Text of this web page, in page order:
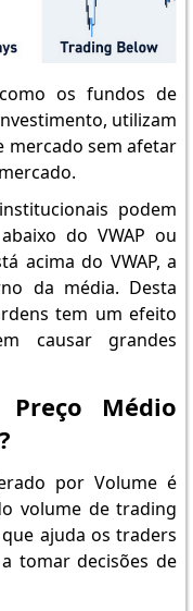
os fundos de
utilizam
mercado sem afetar
podem
do VWAP ou
acima do VWAP, a
da média. Desta
tem um efeito
causar grandes
Médio
por Volume é
volume de trading
ajuda os traders
tomar decisões de